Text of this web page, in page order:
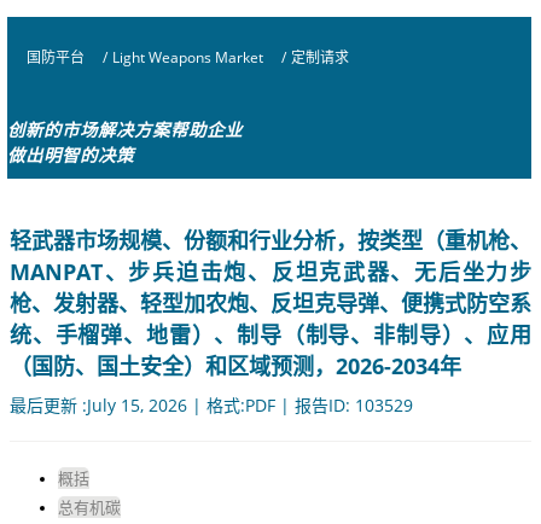
国防平台 / Light Weapons Market / 定制请求
创新的市场解决方案帮助企业
做出明智的决策
轻武器市场规模、份额和行业分析，按类型（重机枪、
MANPAT、步兵迫击炮、反坦克武器、无后坐力步
枪、发射器、轻型加农炮、反坦克导弹、便携式防空系
统、手榴弹、地雷）、制导（制导、非制导）、应用
（国防、国土安全）和区域预测，2026-2034年
最后更新 :July 15, 2026 | 格式:PDF | 报告ID: 103529
概括
总有机碳